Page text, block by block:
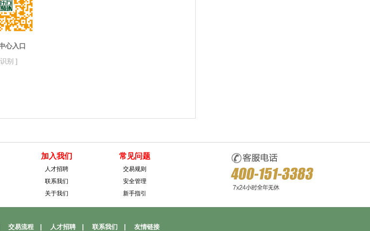
入口
别 ]
加入我们
人才招聘
联系我们
关于我们
常见问题
交易规则
安全管理
新手指引
交易流程 人才招聘 联系我们
友情链接